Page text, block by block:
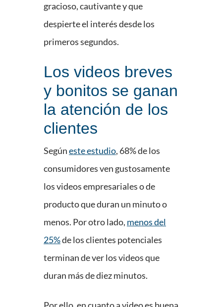
gracioso, cautivante y que
despierte el interés desde los
primeros segundos.
Los videos breves
y bonitos se ganan
la atención de los
clientes
Segúneste estudio, 68% de los
consumidores ven gustosamente
los videos empresariales o de
producto que duran un minuto o
menos. Por otro lado, menos del
25%de los clientes potenciales
terminan de ver los videos que
duran más de diez minutos.